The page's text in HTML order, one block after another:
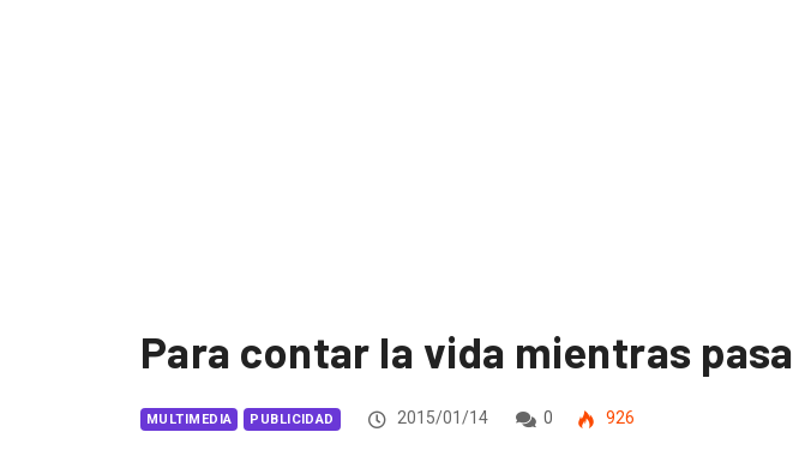
Para contar la vida mientras pasa
MULTIMEDIA PUBLICIDAD 2015/01/14 0 926